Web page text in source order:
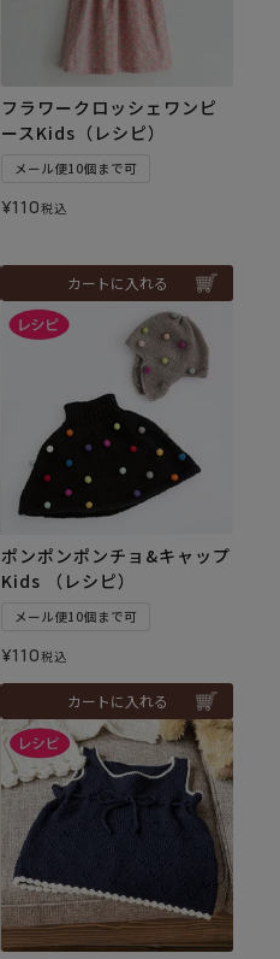
フラワークロッシェワンピ
ースKids（レシピ）
メール便10個まで可
¥110税込
カートに入れる
ポンポンポンチョ&キャップ
Kids （レシピ）
メール便10個まで可
¥110税込
カートに入れる